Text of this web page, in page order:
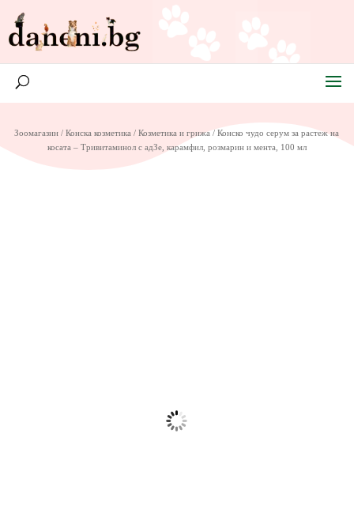
Зоомагазин /Конска козметика /Козметика и грижа / Конско чудо серум за растеж на
косата – Тривитаминол с адЗе, карамфил, розмарин и мента, 100 мл